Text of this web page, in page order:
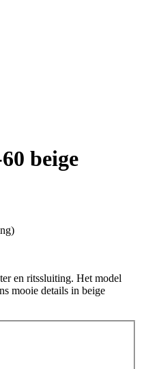
beige
en ritssluiting. Het model
mooie details in beige